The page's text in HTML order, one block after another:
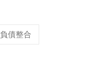
負債整合